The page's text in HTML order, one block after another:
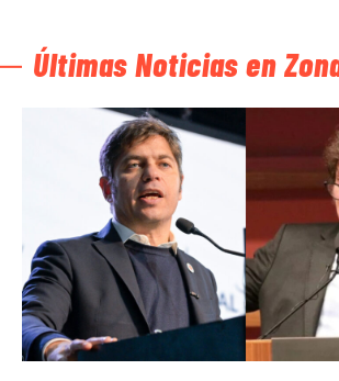
Últimas Noticias en